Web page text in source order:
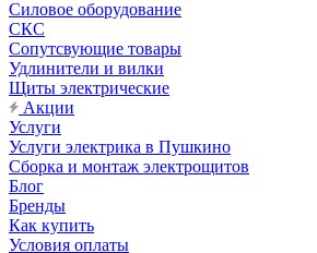
Силовое оборудование
СКС
Сопутсвующие товары
Удлинители и вилки
Щиты электрические
Акции
Услуги
Услуги электрика в Пушкино
Сборка и монтаж электрощитов
Блог
Бренды
Как купить
Условия оплаты